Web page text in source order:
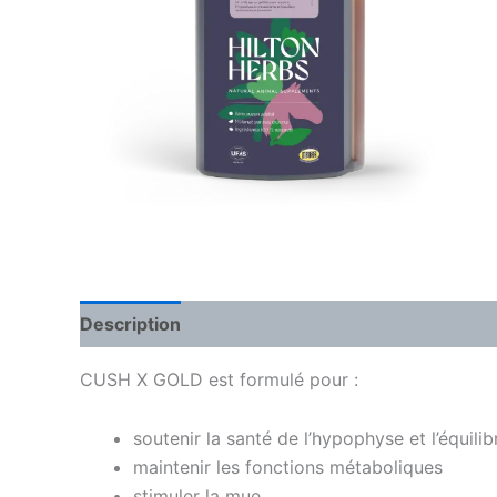
Description
CUSH X GOLD est formulé pour :
soutenir la santé de l’hypophyse et
maintenir les fonctions métaboliques